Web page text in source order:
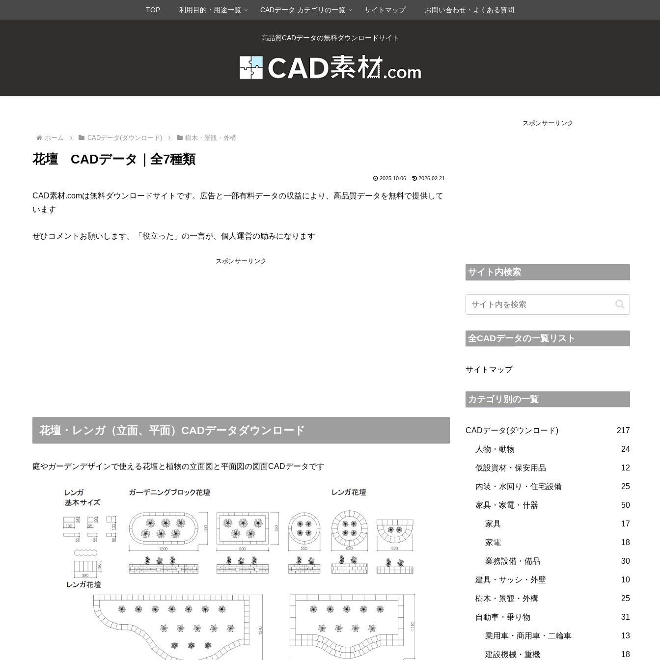
高品質CADデータの無料ダウンロードサイト
TOP 利用目的・用途一覧 CADデータ カテゴリの一覧 サイトマップ お問い合わせ・よくある質問
ホーム CADデータ(ダウンロード) 樹木・景観・外構
花壇 CADデータ｜全7種類
2025.10.06 2026.02.21
CAD素材.comは無料ダウンロードサイトです。広告と一部有料データの収益により、高品質データを無料で提供して
います
ぜひコメントお願いします。「役立った」の一言が、個人運営の励みになります
スポンサーリンク
花壇・レンガ（立面、平面）CADデータダウンロード
庭やガーデンデザインで使える花壇と植物の立面図と平面図の図面CADデータです
スポンサーリンク
サイト内検索
全CADデータの一覧リスト
サイトマップ
カテゴリ別の一覧
CADデータ(ダウンロード) 217
人物・動物 24
仮設資材・保安用品 12
内装・水回り・住宅設備 25
家具・家電・什器 50
家具 17
家電 18
業務設備・備品 30
建具・サッシ・外壁 10
樹木・景観・外構 25
自動車・乗り物 31
乗用車・商用車・二輪車 13
建設機械・重機 18